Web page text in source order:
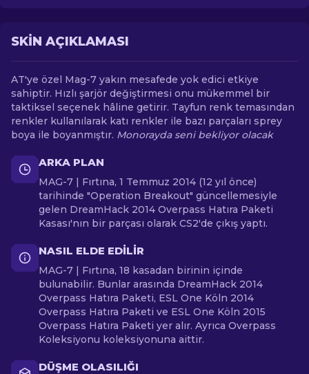
SKIN AÇIKLAMASI
AT'ye özel Mag-7 yakın mesafede yok edici etkiye
sahiptir. Hızlı şarjör değiştirmesi onu mükemmel bir
taktiksel seçenek hâline getirir. Tayfun renk temasından
renkler kullanılarak katı renkler ile bazı parçaları sprey
boya ile boyanmıştır. Monorayda seni bekliyor olacak
ARKA PLAN
MAG-7 | Fırtına, 1 Temmuz 2014 (12 yıl önce)
tarihinde "Operation Breakout" güncellemesiyle
gelen DreamHack 2014 Overpass Hatıra Paketi
Kasası'nın bir parçası olarak CS2'de çıkış yaptı.
NASIL ELDE EDILIR
MAG-7 | Fırtına, 18 kasadan birinin içinde
bulunabilir. Bunlar arasında DreamHack 2014
Overpass Hatıra Paketi, ESL One Köln 2014
Overpass Hatıra Paketi ve ESL One Köln 2015
Overpass Hatıra Paketi yer alır. Ayrıca Overpass
Koleksiyonu koleksiyonuna aittir.
DÜŞME OLASILIĞI